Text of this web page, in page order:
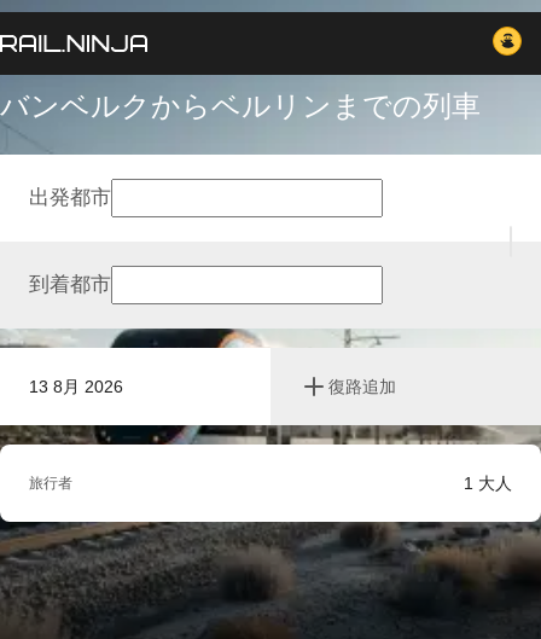
バンベルクからベルリンまでの列車
13 8月 2026 復路追加
出発都市
到着都市
旅行者 1 大人